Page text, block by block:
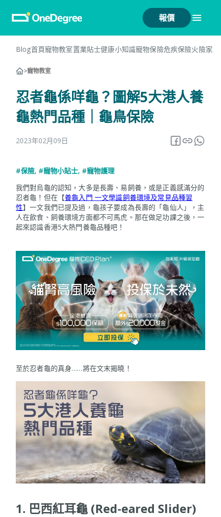
報價
Blog首頁寵物教室置業貼士健康小知識寵物保險危疾保險火險家
>寵物教室
忍者龜係咩龜？圖解5大港人養
龜熱門品種｜龜鳥保險
2023年02月09日
#保險, #寵物小貼士, #寵物護理
我們對烏龜的認知，大多是長壽、易飼養，或是正義感滿分的
忍者龜！但在【養龜入門 一文學識飼養環境及常見品種習
性】一文我們已提及過，龜孩子要成為長壽的「龜仙人」，主
人在飲食、飼養環境方面都不可馬虎。那在做足功課之後，一
起來認識香港5大熱門養龜品種吧！
至於忍者龜的真身……將在文末揭曉！
1. 巴西紅耳龜 (Red-eared Slider)